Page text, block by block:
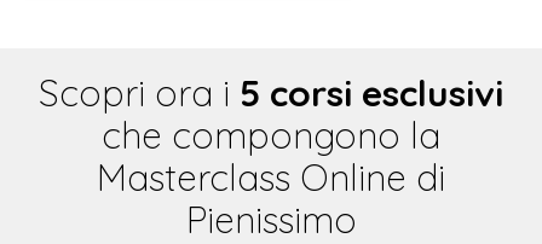
Scopri ora i 5 corsi esclusivi
che compongono la
Masterclass Online di
Pienissimo